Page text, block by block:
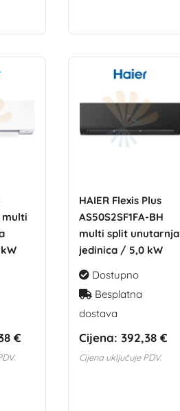
multi
€
HAIER Flexis Plus
AS50S2SF1FA-BH
multi split unutarnja
jedinica / 5,0 kW
Dostupno
Besplatna
dostava
Cijena: 392,38 €
Cijena uključuje PDV.